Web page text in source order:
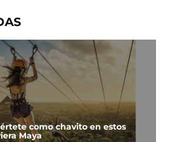
como chavito en estos
Maya